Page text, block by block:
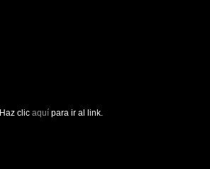
Haz clic aquí para ir al link.